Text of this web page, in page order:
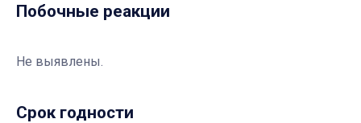
Побочные реакции
Не выявлены.
Срок годности